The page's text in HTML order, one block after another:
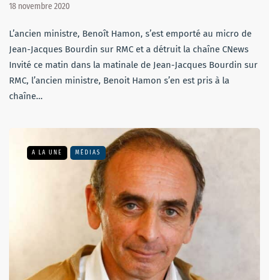
18 novembre 2020
L’ancien ministre, Benoît Hamon, s’est emporté au micro de
Jean-Jacques Bourdin sur RMC et a détruit la chaîne CNews
Invité ce matin dans la matinale de Jean-Jacques Bourdin sur
RMC, l’ancien ministre, Benoit Hamon s’en est pris à la
chaîne…
A LA UNE MÉDIAS